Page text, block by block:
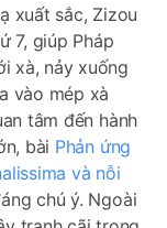
xuất sắc, Zizou
7, giúp Pháp
xà, nảy xuống
vào mép xà
tâm đến hành
bài Phản ứng
và nỗi
chú ý. Ngoài